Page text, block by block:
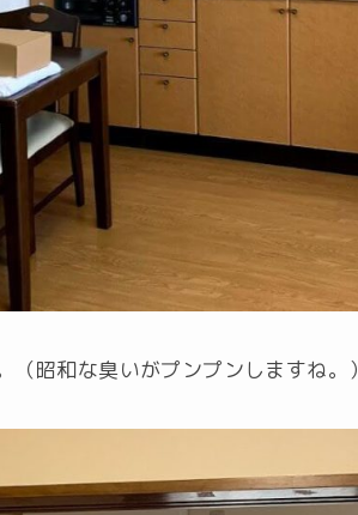
昭和な臭いがプンプンしますね。）